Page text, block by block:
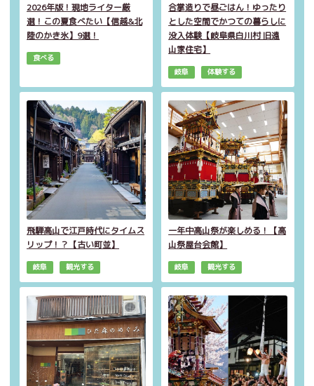
2026年版！現地ライター厳
選！この夏食べたい【信越&北
陸のかき氷】9選！
食べる
合掌造りで昼ごはん！ゆったり
とした空間でかつての暮らしに
没入体験【岐阜県白川村 旧遠
山家住宅】
岐阜 体験する
飛騨高山で江戸時代にタイムス
リップ！？【古い町並】
岐阜 観光する
一年中高山祭が楽しめる！【高
山祭屋台会館】
岐阜 観光する